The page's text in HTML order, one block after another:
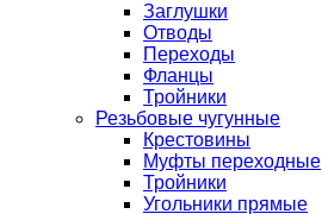
Заглушки
Отводы
Переходы
Фланцы
Тройники
Резьбовые чугунные
Крестовины
Муфты переходные
Тройники
Угольники прямые